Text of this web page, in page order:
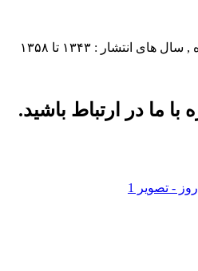
ما در ارتباط باشید.